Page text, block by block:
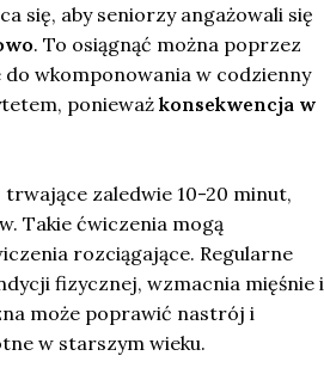
się, aby seniorzy angażowali się
. To osiągnąć można poprzez
do wkomponowania w codzienny
ponieważ konsekwencja w
zaledwie 10-20 minut,
Takie ćwiczenia mogą
rozciągające. Regularne
fizycznej, wzmacnia mięśnie i
może poprawić nastrój i
w starszym wieku.